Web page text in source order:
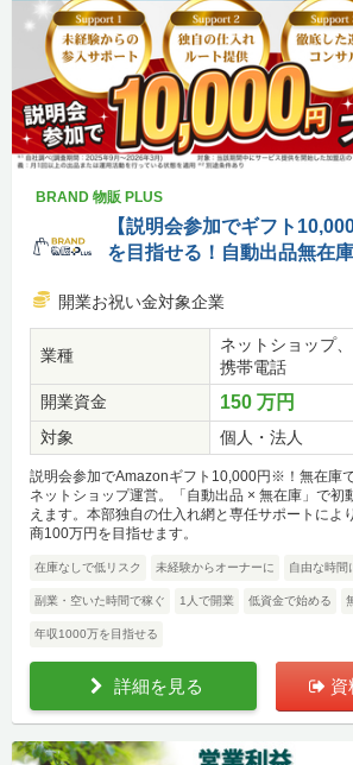
BRAND 物販 PLUS
【説明会参加でギフト
を目指せる！自動出品無在
開業お祝い金対象企業
業種
ネットショップ
携帯電話
開業資金
150 万円
対象 個人・法人
説明会参加でAmazonギフト10,000円※！無在庫
ネットショップ運営。「自動出品 × 無在庫」で初
えます。本部独自の仕入れ網と専任サポートによ
商100万円を目指せます。
在庫なしで低リスク 未経験からオーナーに 自由な時間
副業・空いた時間で稼ぐ 1人で開業 低資金で始める
年収1000万を目指せる
詳細を見る 資